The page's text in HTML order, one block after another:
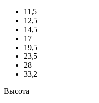
11,5
12,5
14,5
17
19,5
23,5
28
33,2
Высота